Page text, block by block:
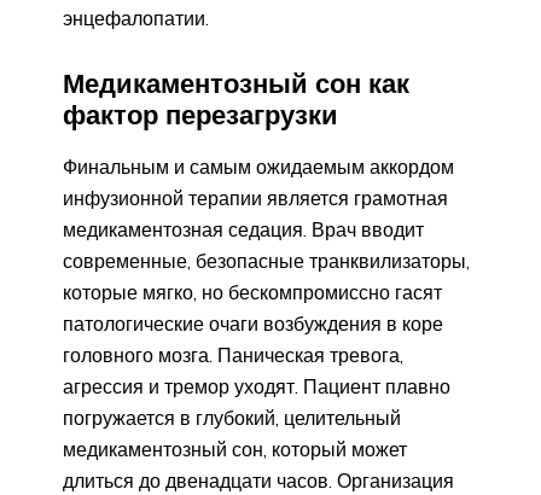
энцефалопатии.
Медикаментозный сон как
фактор перезагрузки
Финальным и самым ожидаемым аккордом
инфузионной терапии является грамотная
медикаментозная седация. Врач вводит
современные, безопасные транквилизаторы,
которые мягко, но бескомпромиссно гасят
патологические очаги возбуждения в коре
головного мозга. Паническая тревога,
агрессия и тремор уходят. Пациент плавно
погружается в глубокий, целительный
медикаментозный сон, который может
длиться до двенадцати часов. Организация